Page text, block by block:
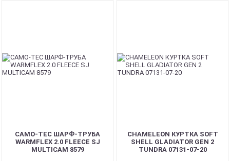
CAMO-TEC ШАРФ-ТРУБА
WARMFLEX 2.0 FLEECE SJ
MULTICAM 8579
CHAMELEON КУРТКА SOFT
SHELL GLADIATOR GEN 2
TUNDRA 07131-07-20